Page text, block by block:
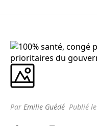
Par Emilie Guédé Publié le